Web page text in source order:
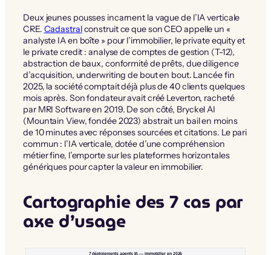
Deux jeunes pousses incarnent la vague de l’IA verticale
CRE. Cadastralconstruit ce que son CEO appelle un «
analyste IA en boîte » pour l’immobilier, le private equity et
le private credit : analyse de comptes de gestion (T-12),
abstraction de baux, conformité de prêts, due diligence
d’acquisition, underwriting de bout en bout. Lancée fin
2025, la société comptait déjà plus de 40 clients quelques
mois après. Son fondateur avait créé Leverton, racheté
par MRI Software en 2019. De son côté, Bryckel AI
(Mountain View, fondée 2023) abstrait un bail en moins
de 10 minutes avec réponses sourcées et citations. Le pari
commun : l’IA verticale, dotée d’une compréhension
métier fine, l’emporte sur les plateformes horizontales
génériques pour capter la valeur en immobilier.
Cartographie des 7 cas par
axe d’usage
7 déploiements agents IA — immobilier en 2026